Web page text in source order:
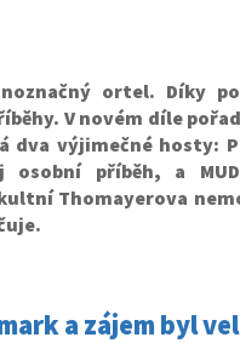
ortel. Díky
V novém díle
dva výjimečné hosty:
příběh, a
Thomayerova
a zájem byl